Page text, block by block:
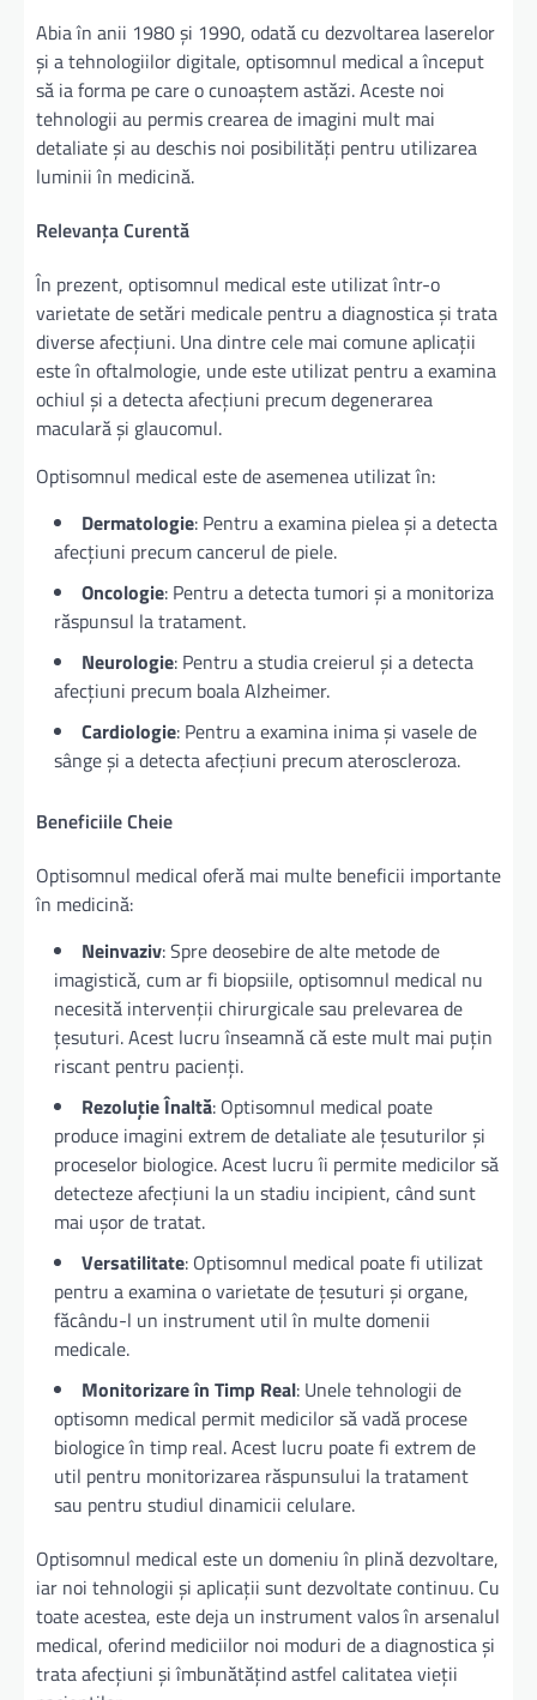
Abia în anii 1980 și 1990, odată cu dezvoltarea laserelor
și a tehnologiilor digitale, optisomnul medical a început
să ia forma pe care o cunoaștem astăzi. Aceste noi
tehnologii au permis crearea de imagini mult mai
detaliate și au deschis noi posibilități pentru utilizarea
luminii în medicină.
Relevanța Curentă
În prezent, optisomnul medical este utilizat într-o
varietate de setări medicale pentru a diagnostica și trata
diverse afecțiuni. Una dintre cele mai comune aplicații
este în oftalmologie, unde este utilizat pentru a examina
ochiul și a detecta afecțiuni precum degenerarea
maculară și glaucomul.
Optisomnul medical este de asemenea utilizat în:
Dermatologie: Pentru a examina pielea și a detecta
afecțiuni precum cancerul de piele.
Oncologie: Pentru a detecta tumori și a monitoriza
răspunsul la tratament.
Neurologie: Pentru a studia creierul și a detecta
afecțiuni precum boala Alzheimer.
Cardiologie: Pentru a examina inima și vasele de
sânge și a detecta afecțiuni precum ateroscleroza.
Beneficiile Cheie
Optisomnul medical oferă mai multe beneficii importante
în medicină:
Neinvaziv: Spre deosebire de alte metode de
imagistică, cum ar fi biopsiile, optisomnul medical nu
necesită intervenții chirurgicale sau prelevarea de
țesuturi. Acest lucru înseamnă că este mult mai puțin
riscant pentru pacienți.
Rezoluție Înaltă: Optisomnul medical poate
produce imagini extrem de detaliate ale țesuturilor și
proceselor biologice. Acest lucru îi permite medicilor să
detecteze afecțiuni la un stadiu incipient, când sunt
mai ușor de tratat.
Versatilitate: Optisomnul medical poate fi utilizat
pentru a examina o varietate de țesuturi și organe,
făcându-l un instrument util în multe domenii
medicale.
Monitorizare în Timp Real: Unele tehnologii de
optisomn medical permit medicilor să vadă procese
biologice în timp real. Acest lucru poate fi extrem de
util pentru monitorizarea răspunsului la tratament
sau pentru studiul dinamicii celulare.
Optisomnul medical este un domeniu în plină dezvoltare,
iar noi tehnologii și aplicații sunt dezvoltate continuu. Cu
toate acestea, este deja un instrument valos în arsenalul
medical, oferind mediciilor noi moduri de a diagnostica și
trata afecțiuni și îmbunătățind astfel calitatea vieții